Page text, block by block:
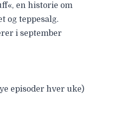
«, en historie om
og teppesalg.
i september
episoder hver uke)